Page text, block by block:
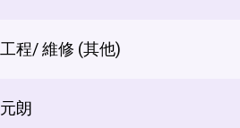
工程/ 維修 (其他)
元朗